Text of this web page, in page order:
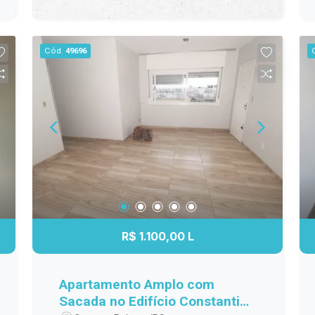
Cód. 49696
R$ 1.100,00 L
Apartamento Amplo com
Sacada no Edifício Constantino